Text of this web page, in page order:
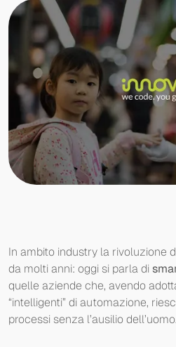
In ambito industry la rivoluzione
da molti anni: oggi si parla di
quelle aziende che, avendo
“intelligenti” di automazione,
processi senza l’ausilio dell’uomo.